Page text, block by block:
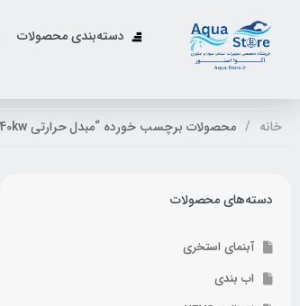
دسته‌بندی محصولات
خانه محصولات برچسب خورده “مبدل حرارتی 40kw”
دسته‌های محصولات
آبنمای استخری
اب بندی